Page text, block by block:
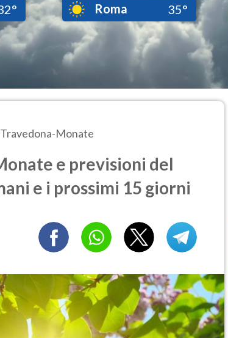
Roma 35°
Travedona-Monate
e previsioni del
e i prossimi 15 giorni